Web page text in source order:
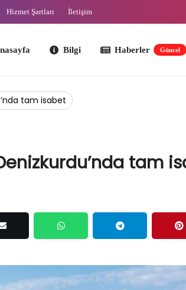
Hizmet Şartları İletişim
Haberler İş
tam isabet
tam